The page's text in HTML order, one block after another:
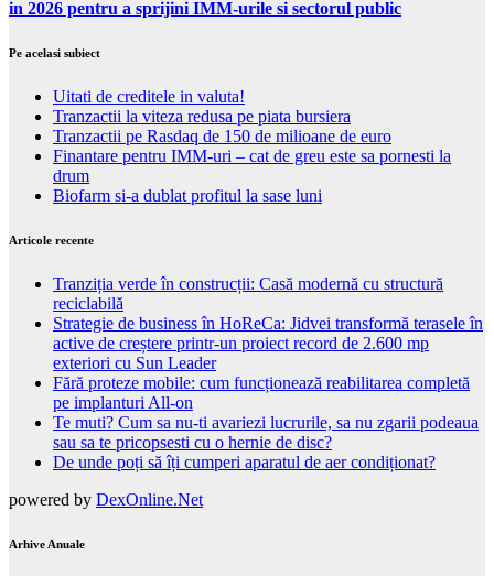
in 2026 pentru a sprijini IMM-urile si sectorul public
Pe acelasi subiect
Uitati de creditele in valuta!
Tranzactii la viteza redusa pe piata bursiera
Tranzactii pe Rasdaq de 150 de milioane de euro
Finantare pentru IMM-uri – cat de greu este sa pornesti la
drum
Biofarm si-a dublat profitul la sase luni
Articole recente
Tranziția verde în construcții: Casă modernă cu structură
reciclabilă
Strategie de business în HoReCa: Jidvei transformă terasele în
active de creștere printr-un proiect record de 2.600 mp
exteriori cu Sun Leader
Fără proteze mobile: cum funcționează reabilitarea completă
pe implanturi All-on
Te muti? Cum sa nu-ti avariezi lucrurile, sa nu zgarii podeaua
sau sa te pricopsesti cu o hernie de disc?
De unde poți să îți cumperi aparatul de aer condiționat?
powered by DexOnline.Net
Arhive Anuale